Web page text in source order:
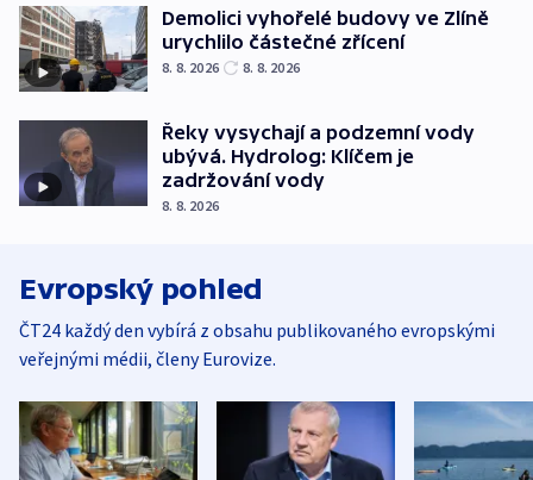
Demolici vyhořelé budovy ve Zlíně
urychlilo částečné zřícení
8. 8. 2026 8. 8. 2026
Řeky vysychají a podzemní vody
ubývá. Hydrolog: Klíčem je
zadržování vody
8. 8. 2026
Evropský pohled
ČT24 každý den vybírá z obsahu publikovaného evropskými
veřejnými médii, členy Eurovize.